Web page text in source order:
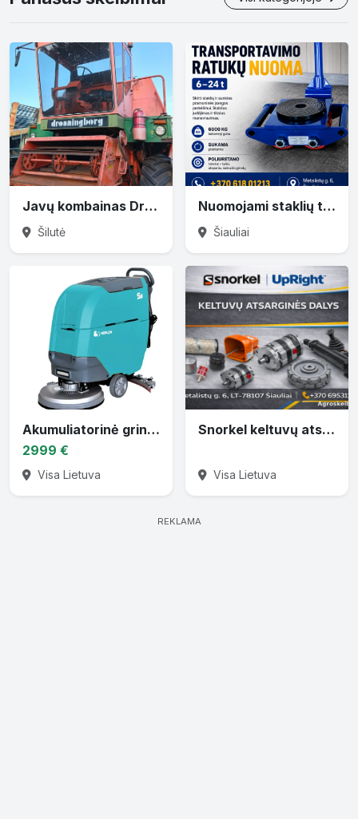
Javų kombainas Dronningborg
Šilutė
Nuomojami staklių transportavimo ratukai 6T–36T
Šiauliai
Akumuliatorinė grindų plovimo mašina AR-S5
2999 €
Visa Lietuva
Snorkel keltuvų atsarginės dalys
Visa Lietuva
REKLAMA